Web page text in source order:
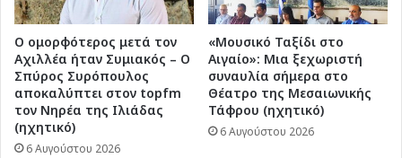
Ο ομορφότερος μετά τον
Αχιλλέα ήταν Συμιακός – Ο
Σπύρος Συρόπουλος
αποκαλύπτει στον topfm
τον Νηρέα της Ιλιάδας
(ηχητικό)
6 Αυγούστου 2026
«Μουσικό Ταξίδι στο
Αιγαίο»: Μια ξεχωριστή
συναυλία σήμερα στο
Θέατρο της Μεσαιωνικής
Τάφρου (ηχητικό)
6 Αυγούστου 2026